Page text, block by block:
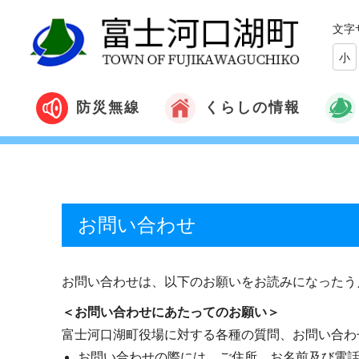
文字
小
防災無線 くらしの情報
お問い合わせ
お問い合わせは、以下のお願いをお読みになった
＜お問い合わせにあたってのお願い＞
富士河口湖町役場に対する各種の質問、お問い合